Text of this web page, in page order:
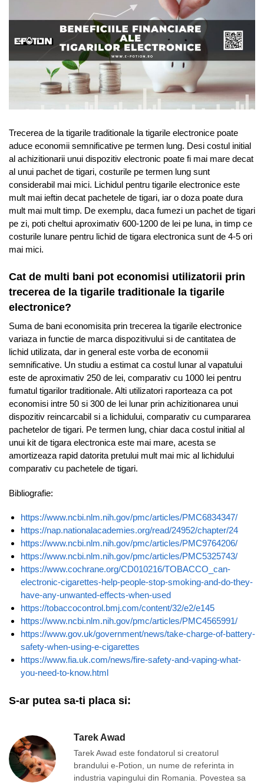
Trecerea de la tigarile traditionale la tigarile electronice poate
aduce economii semnificative pe termen lung. Desi costul initial
al achizitionarii unui dispozitiv electronic poate fi mai mare decat
al unui pachet de tigari, costurile pe termen lung sunt
considerabil mai mici. Lichidul pentru tigarile electronice este
mult mai ieftin decat pachetele de tigari, iar o doza poate dura
mult mai mult timp. De exemplu, daca fumezi un pachet de tigari
pe zi, poti cheltui aproximativ 600-1200 de lei pe luna, in timp ce
costurile lunare pentru lichid de tigara electronica sunt de 4-5 ori
mai mici.
Cat de multi bani pot economisi utilizatorii prin
trecerea de la tigarile traditionale la tigarile
electronice?
Suma de bani economisita prin trecerea la tigarile electronice
variaza in functie de marca dispozitivului si de cantitatea de
lichid utilizata, dar in general este vorba de economii
semnificative. Un studiu a estimat ca costul lunar al vapatului
este de aproximativ 250 de lei, comparativ cu 1000 lei pentru
fumatul tigarilor traditionale. Alti utilizatori raporteaza ca pot
economisi intre 50 si 300 de lei lunar prin achizitionarea unui
dispozitiv reincarcabil si a lichidului, comparativ cu cumpararea
pachetelor de tigari. Pe termen lung, chiar daca costul initial al
unui kit de tigara electronica este mai mare, acesta se
amortizeaza rapid datorita pretului mult mai mic al lichidului
comparativ cu pachetele de tigari.
Bibliografie:
https://www.ncbi.nlm.nih.gov/pmc/articles/PMC6834347/
https://nap.nationalacademies.org/read/24952/chapter/24
https://www.ncbi.nlm.nih.gov/pmc/articles/PMC9764206/
https://www.ncbi.nlm.nih.gov/pmc/articles/PMC5325743/
https://www.cochrane.org/CD010216/TOBACCO_can-
electronic-cigarettes-help-people-stop-smoking-and-do-they-
have-any-unwanted-effects-when-used
https://tobaccocontrol.bmj.com/content/32/e2/e145
https://www.ncbi.nlm.nih.gov/pmc/articles/PMC4565991/
https://www.gov.uk/government/news/take-charge-of-battery-
safety-when-using-e-cigarettes
https://www.fia.uk.com/news/fire-safety-and-vaping-what-
you-need-to-know.html
S-ar putea sa-ti placa si:
Tarek Awad
Tarek Awad este fondatorul si creatorul
brandului e-Potion, un nume de referinta in
industria vapingului din Romania. Povestea sa